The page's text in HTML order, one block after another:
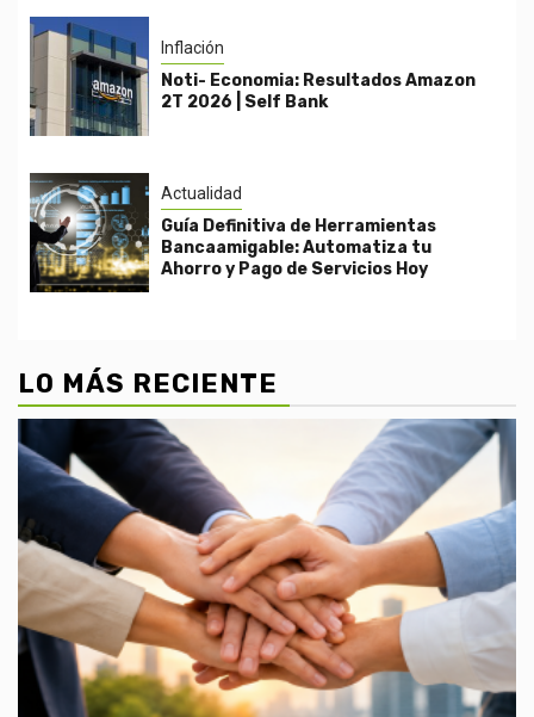
Inflación
Noti- Economia: Resultados Amazon
2T 2026 | Self Bank
Actualidad
Guía Definitiva de Herramientas
Bancaamigable: Automatiza tu
Ahorro y Pago de Servicios Hoy
LO MÁS RECIENTE